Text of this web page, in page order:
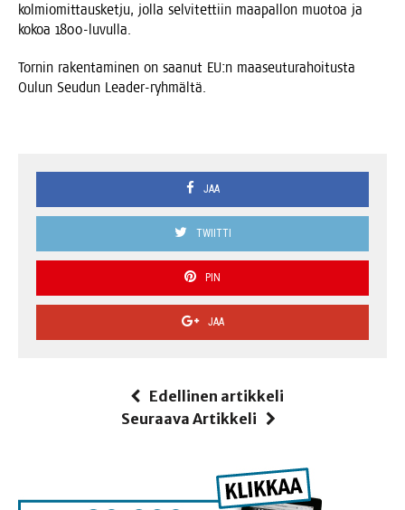
kol­mio­mit­taus­ket­ju, jol­la sel­vi­tet­tiin maa­pal­lon muo­toa ja
kokoa 1800-luvulla.
Tor­nin raken­ta­mi­nen on saa­nut EU:n maa­seu­tu­ra­hoi­tus­ta
Oulun Seu­dun Leader-ryhmältä.
JAA
TWIITTI
PIN
JAA
Edellinen artikkeli
Seuraava Artikkeli